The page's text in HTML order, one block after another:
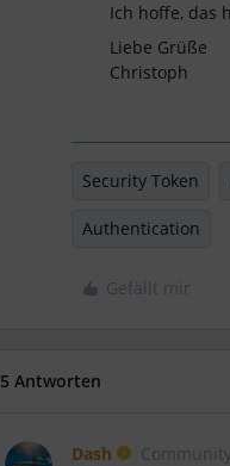
Ich hoffe, das
Liebe Grüße
Christoph
Security Token
Authentication
Gefällt mir
5 Antworten
Dash